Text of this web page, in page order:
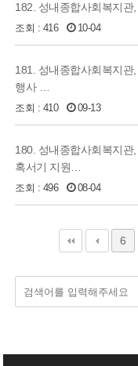
182. 성내종합사회복지관,
조회 : 416 10-04
181. 성내종합사회복지관
행사 …
조회 : 410 09-13
180. 성내종합사회복지
혹서기 지원…
조회 : 496 08-04
6